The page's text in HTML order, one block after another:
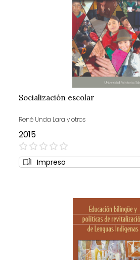
Socialización escolar
René Unda Lara y otros
2015
0%
Impreso